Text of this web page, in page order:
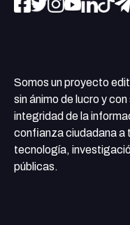
Somos un proyecto
sin ánimo de lucro y
integridad de la
confianza ciudadana a
tecnología,
públicas.